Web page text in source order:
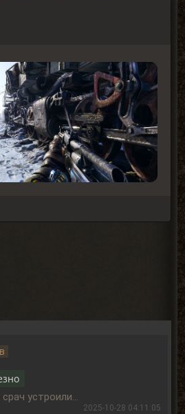
устроили...
2025-10-28 04:11:05